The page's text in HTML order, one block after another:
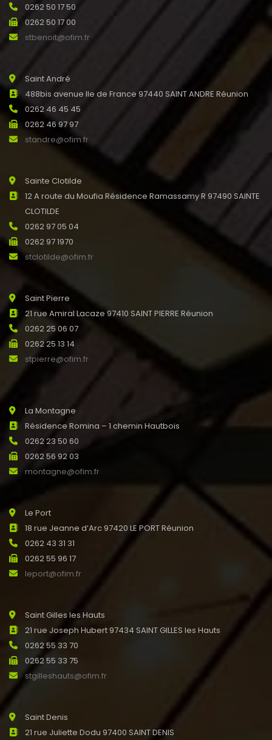
0262 50 17 50
0262 50 17 00
stbenoit@ofim.fr
Saint André
488bis avenue Ile de France 97440 SAINT ANDRE Réunion
0262 46 45 45
0262 46 97 97
standre@ofim.fr
Sainte Clotilde
12 A route du Moufia Résidence Ramassamy R 97490 SAINTE
CLOTILDE
0262 97 05 04
0262 97 1970
stclotilde@ofim.fr
Saint Pierre
21 rue Amiral Lacaze 97410 SAINT PIERRE Réunion
0262 25 06 07
0262 25 13 14
stpierre@ofim.fr
La Montagne
Résidence Romina – 1 chemin Hautbois
0262 23 50 60
0262 56 92 03
montagne@ofim.fr
Le Port
18 rue Jeanne d’Arc 97420 LE PORT Réunion
0262 43 31 31
0262 55 96 17
leport@ofim.fr
Saint Gilles les Hauts
21 rue Joseph Hubert 97434 SAINT GILLES les Hauts
0262 55 33 70
0262 55 33 75
stgilleshauts@ofim.fr
Saint Denis
21 rue Juliette Dodu 97400 SAINT DENIS